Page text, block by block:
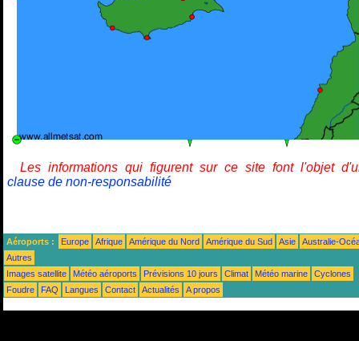
Les informations qui figurent sur ce site font l'objet
clause de non-responsabilité
Aéroports : Europe Afrique Amérique du Nord Amérique du Sud Asie
Australie-
Autres
Images satellite
Météo aéroports Prévisions 10 jours Climat Météo marine
Cyclones
Foudre
FAQ Langues Contact Actualités A propos